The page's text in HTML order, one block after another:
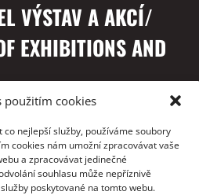
použitím cookies
nejlepší služby, používáme soubory
cookies nám umožní zpracovávat vaše
a zpracovávat jedinečné
souhlasu může nepříznivě
poskytované na tomto webu.
VÝSTAV A AKCÍ/
EXHIBITIONS AND